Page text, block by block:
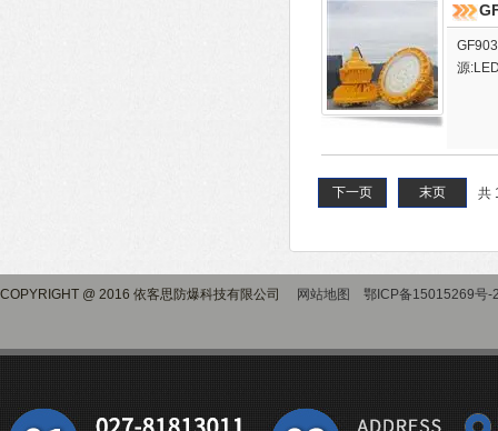
源
共
下一页 末页
COPYRIGHT @ 2016 依客思防爆科技有限公司 网站地图 鄂ICP备15015269号-